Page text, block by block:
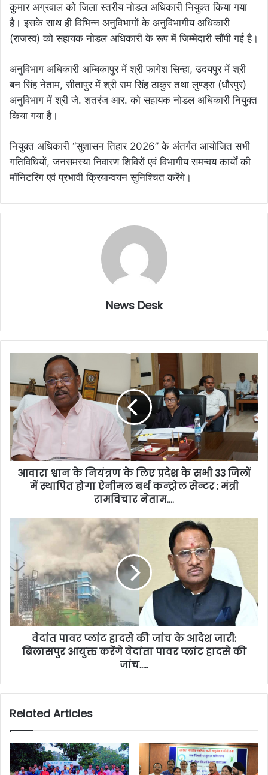
कुमार अग्रवाल को जिला स्तरीय नोडल अधिकारी नियुक्त किया गया
है। इसके साथ ही विभिन्न अनुविभागों के अनुविभागीय अधिकारी
(राजस्व) को सहायक नोडल अधिकारी के रूप में जिम्मेदारी सौंपी गई है।
अनुविभाग अधिकारी अम्बिकापुर में श्री फागेश सिन्हा, उदयपुर में श्री
बन सिंह नेताम, सीतापुर में श्री राम सिंह ठाकुर तथा लुण्ड्रा (धौरपुर)
अनुविभाग में श्री जे. शतरंज आर. को सहायक नोडल अधिकारी नियुक्त
किया गया है।
नियुक्त अधिकारी “सुशासन तिहार 2026” के अंतर्गत आयोजित सभी
गतिविधियों, जनसमस्या निवारण शिविरों एवं विभागीय समन्वय कार्यों की
मॉनिटरिंग एवं प्रभावी क्रियान्वयन सुनिश्चित करेंगे।
News Desk
आवारा श्वान के नियंत्रण के लिए प्रदेश के सभी 33 जिलों
में स्थापित होगा ऐनीमल बर्थ कन्ट्रोल सेन्टर : मंत्री
रामविचार नेताम….
वेदांत पावर प्लांट हादसे की जांच के आदेश जारी:
बिलासपुर आयुक्त करेंगे वेदांता पावर प्लांट हादसे की
जांच…..
Related Articles